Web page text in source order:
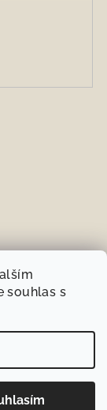
souhlas s